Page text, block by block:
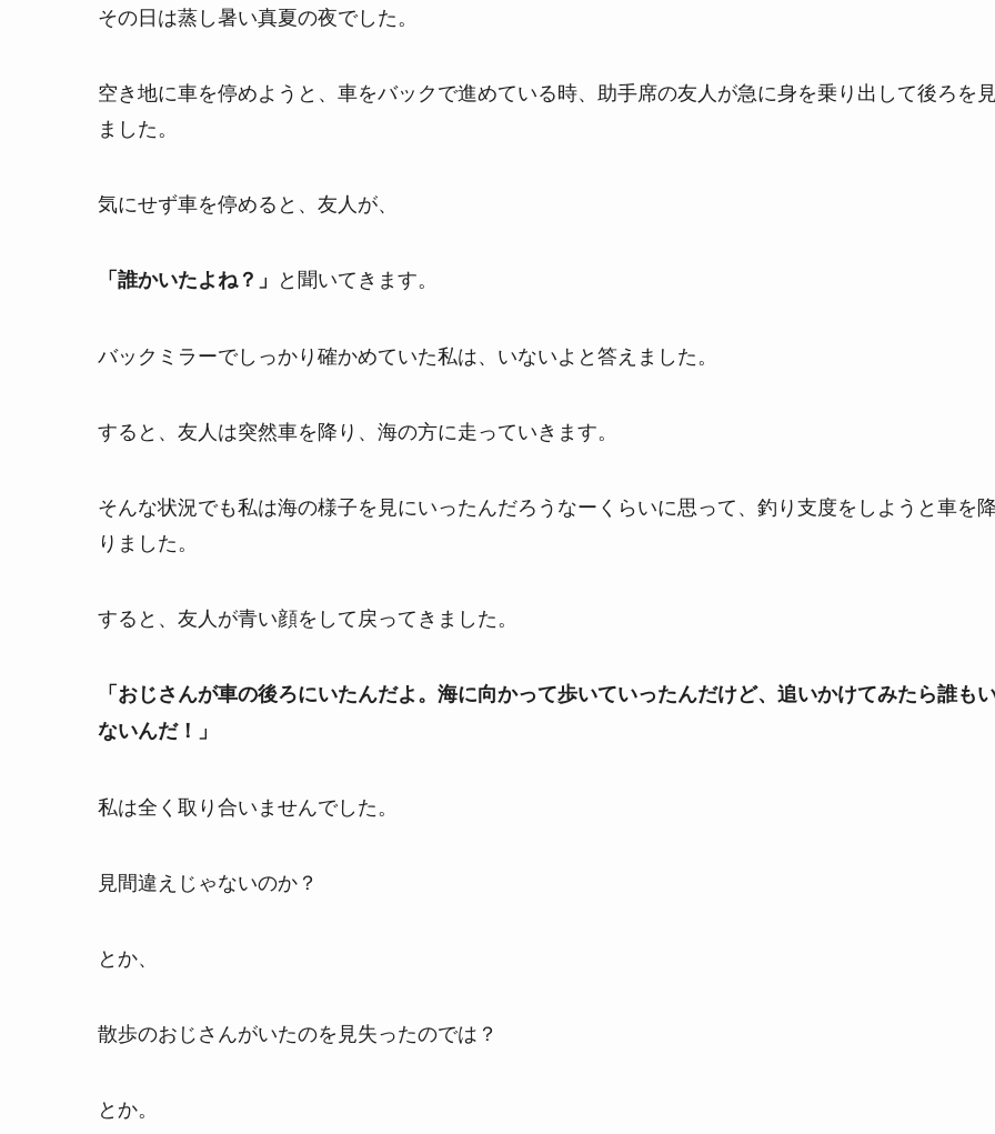
その日は蒸し暑い真夏の夜でした。
空き地に車を停めようと、車をバックで進めている時、助手席の友人が急に身を乗り出して後ろを
ました。
気にせず車を停めると、友人が、
「誰かいたよね？」 と聞いてきます。
バックミラーでしっかり確かめていた私は、いないよと答えました。
すると、友人は突然車を降り、海の方に走っていきます。
そんな状況でも私は海の様子を見にいったんだろうなーくらいに思って、釣り支度をしようと車を
りました。
すると、友人が青い顔をして戻ってきました。
「おじさんが車の後ろにいたんだよ。海に向かって歩いていったんだけど、追いかけてみたら誰も
ないんだ！」
私は全く取り合いませんでした。
見間違えじゃないのか？
とか、
散歩のおじさんがいたのを見失ったのでは？
とか。